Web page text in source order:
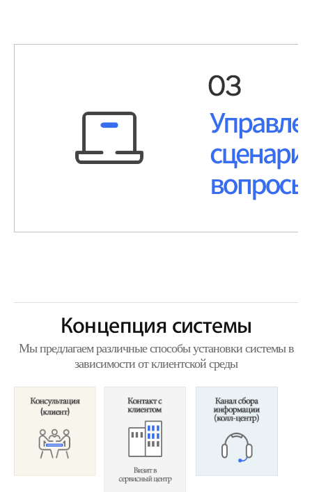
Концепция системы
Мы предлагаем различные способы установки системы в
зависимости от клиентской среды